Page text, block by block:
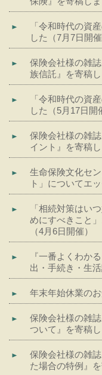
「令和時代の資
した（7月7日開催
保険会社様の雑
族信託』を寄稿し
「令和時代の資
した（5月17日開
保険会社様の雑
イント』を寄稿し
生命保険文化セ
ト」についてエ
「相続対策はい
めにすべきこと
（4月6日開催）
『一番よくわか
出・手続き・生
年末年始休業の
保険会社様の雑
ついて』を寄稿し
保険会社様の雑
た場合の特例』